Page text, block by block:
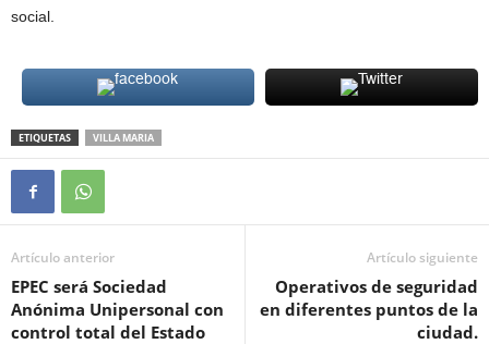
social.
ETIQUETAS VILLA MARIA
Artículo anterior
EPEC será Sociedad
Anónima Unipersonal con
control total del Estado
Artículo siguiente
Operativos de seguridad
en diferentes puntos de la
ciudad.